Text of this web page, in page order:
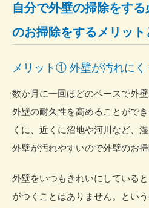
自分で外壁の掃除をす
のお掃除をするメリット
メリット① 外壁が汚れにく
数か月に一回ほどのペースで外
外壁の耐久性を高めることがで
くに、近くに沼地や河川など、
外壁が汚れやすいので外壁のお
外壁をいつもきれいにしている
がつくことはありません。とい